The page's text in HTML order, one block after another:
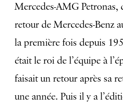
Mercedes-AMG Petronas,
retour de Mercedes-Benz
la première fois depuis
était le roi de l’équipe à
faisait un retour après sa
une année. Puis il y a